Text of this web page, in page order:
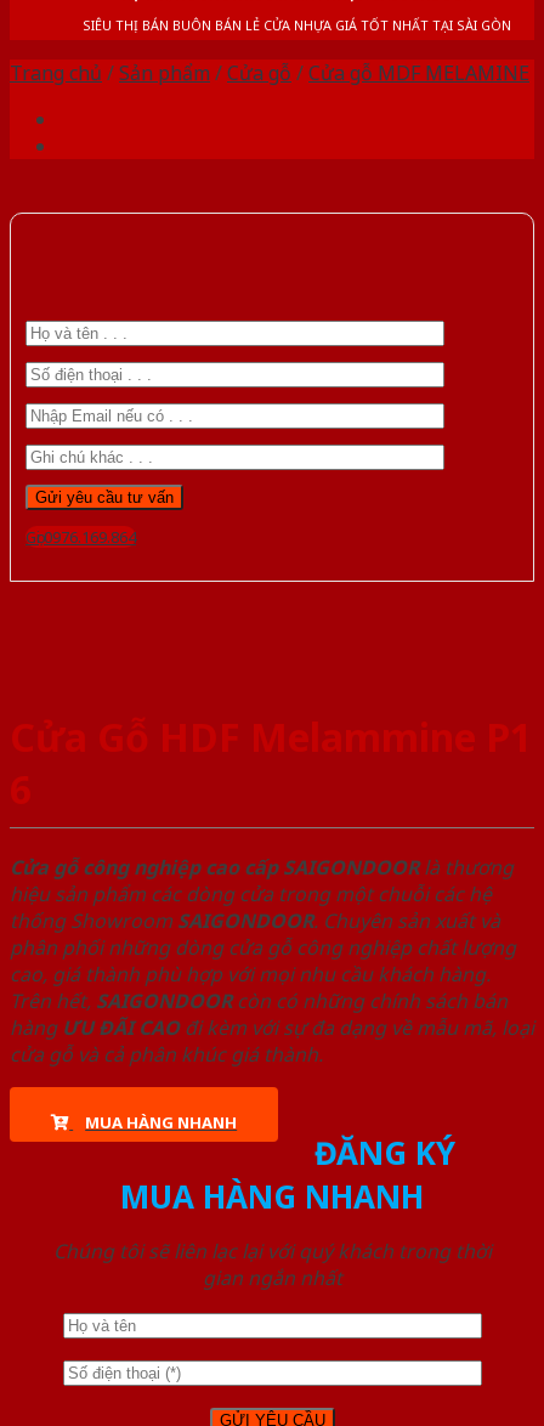
SIÊU THỊ BÁN BUÔN BÁN LẺ CỬA NHỰA GIÁ TỐT NHẤT TẠI SÀI GÒN
Trang chủ /Sản phẩm /Cửa gỗ /Cửa gỗ MDF MELAMINE
Gọi 0976.169.864
Cửa Gỗ HDF Melammine P1
6
Cửa gỗ công nghiệp cao cấp SAIGONDOORlà thương
hiệu sản phẩm các dòng cửa trong một chuỗi các hệ
thống Showroom SAIGONDOOR. Chuyên sản xuất và
phân phối những dòng cửa gỗ công nghiệp chất lượng
cao, giá thành phù hợp với mọi nhu cầu khách hàng.
Trên hết, SAIGONDOORcòn có những chính sách bán
hàng ƯU ĐÃI CAOđi kèm với sự đa dạng về mẫu mã, loại
cửa gỗ và cả phân khúc giá thành.
MUA HÀNG NHANH
ĐĂNG KÝ
MUA HÀNG NHANH
Chúng tôi sẽ liên lạc lại với quý khách trong thời
gian ngắn nhất